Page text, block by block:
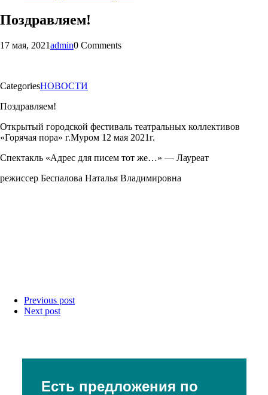
Поздравляем!
17 мая, 2021admin0 Comments
CategoriesНОВОСТИ
Поздравляем!
Открытый городской фестиваль театральных коллективов
«Горячая пора» г.Муром 12 мая 2021г.
Спектакль «Адрес для писем тот же…» — Лауреат
режиссер Беспалова Наталья Владимировна
Previous post
Next post
Есть предложения по